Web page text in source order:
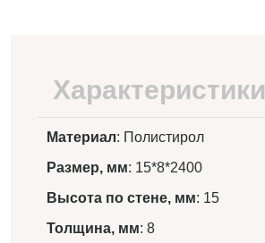
Характеристики
Материал: Полистирол
Размер, мм: 15*8*2400
Высота по стене, мм: 15
Толщина, мм: 8